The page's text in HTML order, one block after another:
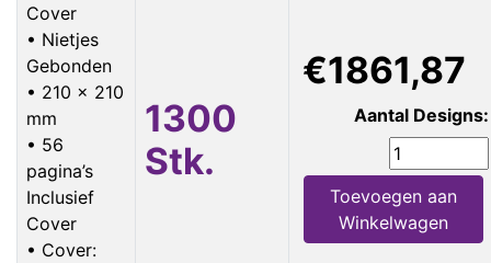
Cover
• Nietjes
Gebonden
• 210 x 210
mm
• 56
pagina’s
Inclusief
Cover
• Cover:
1300
Stk.
€1861,87
Aantal Designs:
Toevoegen aan
Winkelwagen